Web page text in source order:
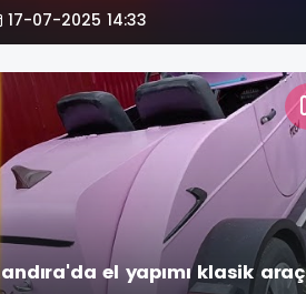
17-07-2025 14:33
el yapımı klasik araç